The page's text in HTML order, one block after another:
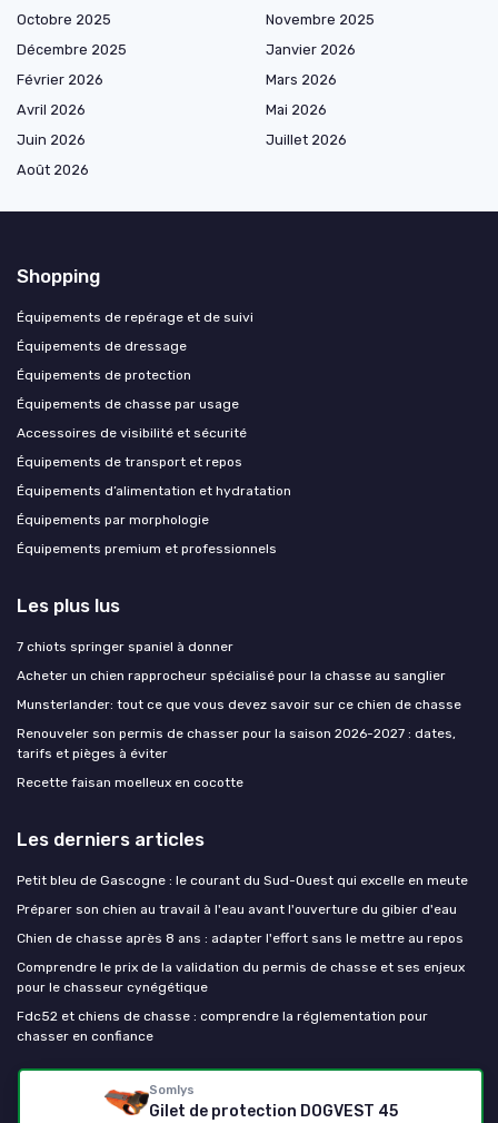
Somlys
Gilet de protection DOGVEST 45
Octobre 2025
Novembre 2025
Décembre 2025
Janvier 2026
Février 2026
Mars 2026
Avril 2026
Mai 2026
Juin 2026
Juillet 2026
Août 2026
Shopping
Équipements de repérage et de suivi
Équipements de dressage
Équipements de protection
Équipements de chasse par usage
Accessoires de visibilité et sécurité
Équipements de transport et repos
Équipements d’alimentation et hydratation
Équipements par morphologie
Équipements premium et professionnels
Les plus lus
7 chiots springer spaniel à donner
Acheter un chien rapprocheur spécialisé pour la chasse au sanglier
Munsterlander: tout ce que vous devez savoir sur ce chien de chasse
Renouveler son permis de chasser pour la saison 2026-2027 : dates,
tarifs et pièges à éviter
Recette faisan moelleux en cocotte
Les derniers articles
Petit bleu de Gascogne : le courant du Sud-Ouest qui excelle en meute
Préparer son chien au travail à l'eau avant l'ouverture du gibier d'eau
Chien de chasse après 8 ans : adapter l'effort sans le mettre au repos
Comprendre le prix de la validation du permis de chasse et ses enjeux
pour le chasseur cynégétique
Fdc52 et chiens de chasse : comprendre la réglementation pour
chasser en confiance
Chien de chasse